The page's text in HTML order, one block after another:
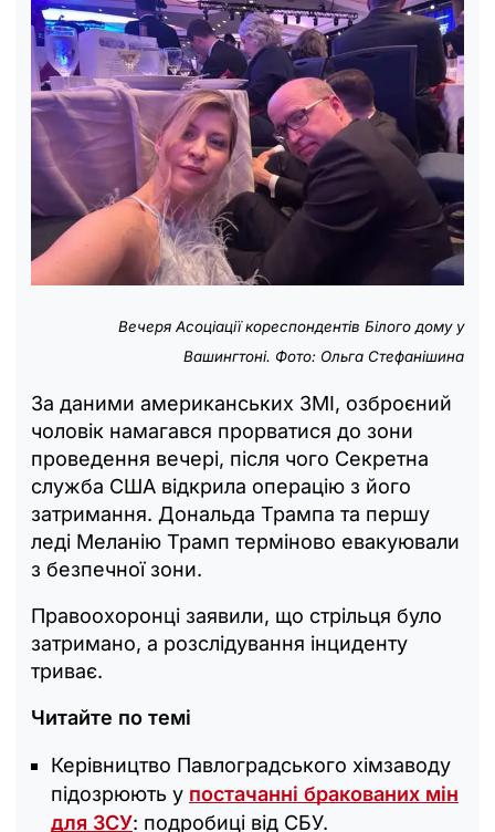
Вечеря Асоціації кореспондентів Білого дому у
Вашингтоні. Фото: Ольга Стефанішина
За даними американських ЗМІ, озброєний
чоловік намагався прорватися до зони
проведення вечері, після чого Секретна
служба США відкрила операцію з його
затримання. Дональда Трампа та першу
леді Меланію Трамп терміново евакуювали
з безпечної зони.
Правоохоронці заявили, що стрільця було
затримано, а розслідування інциденту
триває.
Читайте по темі
Керівництво Павлоградського хімзаводу
підозрюють у постачанні бракованих мін
для ЗСУ: подробиці від СБУ.